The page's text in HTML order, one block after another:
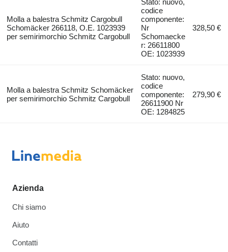
Molla a balestra Schmitz Cargobull
Schomäcker 266118, O.E. 1023939
per semirimorchio Schmitz Cargobull
codice
componente:
Nr
Schomaecke
r: 26611800
OE: 1023939
328,50 €
Molla a balestra Schmitz Schomäcker
per semirimorchio Schmitz Cargobull
Stato: nuovo,
codice
componente:
26611900 Nr
OE: 1284825
279,90 €
Azienda
Chi siamo
Aiuto
Contatti